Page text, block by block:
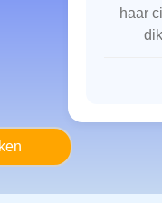
haar